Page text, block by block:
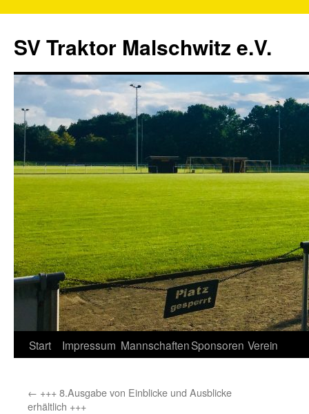
SV Traktor Malschwitz e.V.
Springe
Inhalt
Start Impressum MannschaftenSponsoren Verein
← +++ 8.Ausgabe von Einblicke und Ausblicke
erhältlich +++